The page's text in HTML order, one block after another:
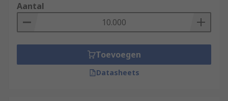
Aantal
Toevoegen
Datasheets